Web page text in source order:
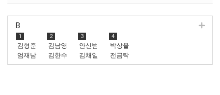
B
1
김형준
엄재남
2
김남영
김한수
3
안신범
김채일
4
박상율
전금탁